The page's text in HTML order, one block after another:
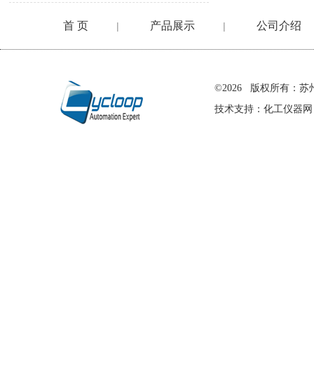
首 页 | 产品展示 | 公司介绍
©2026 版权所有：苏
技术支持： 化工仪器网